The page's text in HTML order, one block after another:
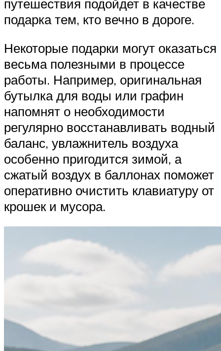
путешествия подойдет в качестве
подарка тем, кто вечно в дороге.
Некоторые подарки могут оказаться
весьма полезными в процессе
работы. Например, оригинальная
бутылка для воды или графин
напомнят о необходимости
регулярно восстанавливать водный
баланс, увлажнитель воздуха
особенно пригодится зимой, а
сжатый воздух в баллонах поможет
оперативно очистить клавиатуру от
крошек и мусора.